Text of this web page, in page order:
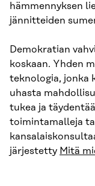
hämmennyksen
jännitteiden
Demokratian
koskaan. Yhden
teknologia, jonka
uhasta
tukea ja
toimintamalleja
järjestetty Mitä